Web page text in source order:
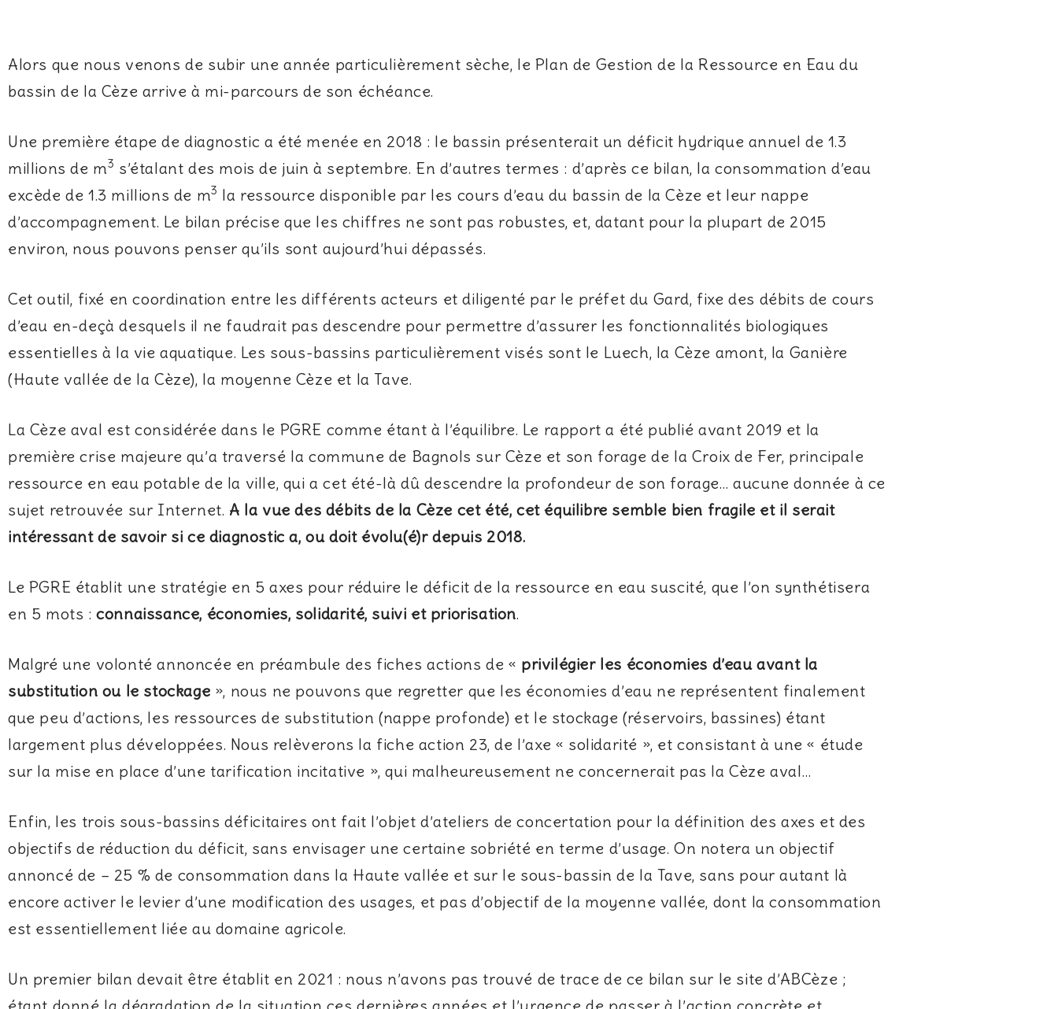
Alors que nous venons de subir une année particulièrement sèche, le Plan de Gestion de la Ressource en Eau du
bassin de la Cèze arrive à mi-parcours de son échéance.
Une première étape de diagnostic a été menée en 2018 : le bassin présenterait un déficit hydrique annuel de 1.3
millions de m3 s’étalant des mois de juin à septembre. En d’autres termes : d’après ce bilan, la consommation d’eau
excède de 1.3 millions de m3 la ressource disponible par les cours d’eau du bassin de la Cèze et leur nappe
d’accompagnement. Le bilan précise que les chiffres ne sont pas robustes, et, datant pour la plupart de 2015
environ, nous pouvons penser qu’ils sont aujourd’hui dépassés.
Cet outil, fixé en coordination entre les différents acteurs et diligenté par le préfet du Gard, fixe des débits de cours
d’eau en-deçà desquels il ne faudrait pas descendre pour permettre d’assurer les fonctionnalités biologiques
essentielles à la vie aquatique. Les sous-bassins particulièrement visés sont le Luech, la Cèze amont, la Ganière
(Haute vallée de la Cèze), la moyenne Cèze et la Tave.
La Cèze aval est considérée dans le PGRE comme étant à l’équilibre. Le rapport a été publié avant 2019 et la
première crise majeure qu’a traversé la commune de Bagnols sur Cèze et son forage de la Croix de Fer, principale
ressource en eau potable de la ville, qui a cet été-là dû descendre la profondeur de son forage… aucune donnée à ce
sujet retrouvée sur Internet. A la vue des débits de la Cèze cet été, cet équilibre semble bien fragile et il serait
intéressant de savoir si ce diagnostic a, ou doit évolu(é)r depuis 2018.
Le PGRE établit une stratégie en 5 axes pour réduire le déficit de la ressource en eau suscité, que l’on synthétisera
en 5 mots :connaissance, économies, solidarité, suivi et priorisation.
Malgré une volonté annoncée en préambule des fiches actions de « privilégier les économies d’eau avant la
substitution ou le stockage », nous ne pouvons que regretter que les économies d’eau ne représentent finalement
que peu d’actions, les ressources de substitution (nappe profonde) et le stockage (réservoirs, bassines) étant
largement plus développées. Nous relèverons la fiche action 23, de l’axe « solidarité », et consistant à une « étude
sur la mise en place d’une tarification incitative », qui malheureusement ne concernerait pas la Cèze aval…
Enfin, les trois sous-bassins déficitaires ont fait l’objet d’ateliers de concertation pour la définition des axes et des
objectifs de réduction du déficit, sans envisager une certaine sobriété en terme d’usage. On notera un objectif
annoncé de – 25 % de consommation dans la Haute vallée et sur le sous-bassin de la Tave, sans pour autant là
encore activer le levier d’une modification des usages, et pas d’objectif de la moyenne vallée, dont la consommation
est essentiellement liée au domaine agricole.
Un premier bilan devait être établit en 2021 : nous n’avons pas trouvé de trace de ce bilan sur le site d’ABCèze ;